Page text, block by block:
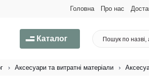
Головна Про нас
Каталог
Аксесуари та витратні матеріали